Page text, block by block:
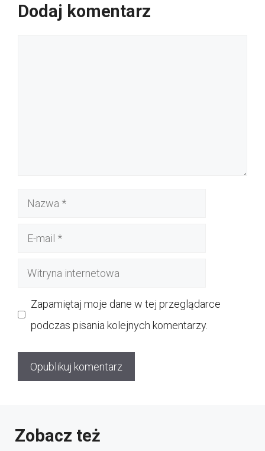
Dodaj komentarz
Nazwa
Witryna
Zapamiętaj moje dane w tej przeglądarce
podczas pisania kolejnych komentarzy.
Zobacz też